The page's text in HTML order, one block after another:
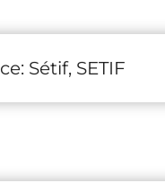
Sétif, SETIF